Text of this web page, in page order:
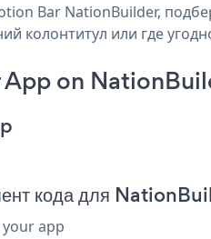
Bar NationBuilder,
колонтитул или где
App on
кода для
app